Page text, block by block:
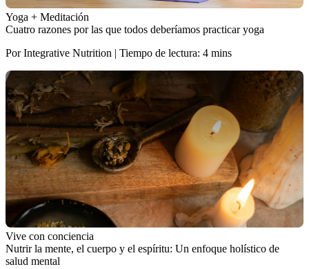
Yoga + Meditación
Cuatro razones por las que todos deberíamos practicar yoga
Por Integrative Nutrition | Tiempo de lectura: 4 mins
Vive con conciencia
Nutrir la mente, el cuerpo y el espíritu: Un enfoque holístico de
salud mental